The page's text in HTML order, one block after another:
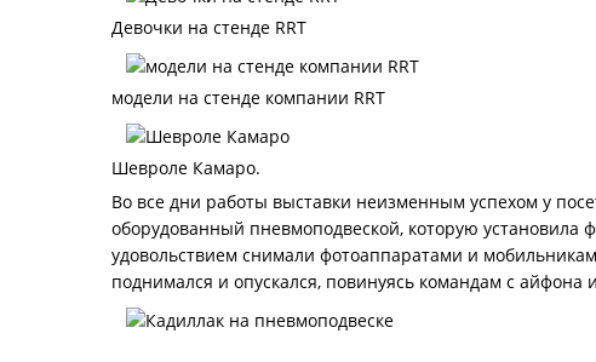
Девочки на стенде RRT
модели на стенде компании RRT
Шевроле Камаро.
Во все дни работы выставки неизменным успехом у
оборудованный пневмоподвеской, которую установила
удовольствием снимали фотоаппаратами и
поднимался и опускался, повинуясь командам с айфона